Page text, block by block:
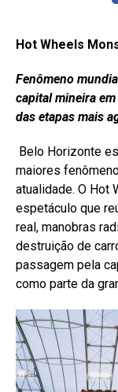
Hot Wheels
Fenômeno
capital mineira
das etapas mais
Belo Horizonte
maiores
atualidade. O Hot
espetáculo que
real, manobras
destruição de
passagem pela
como parte da